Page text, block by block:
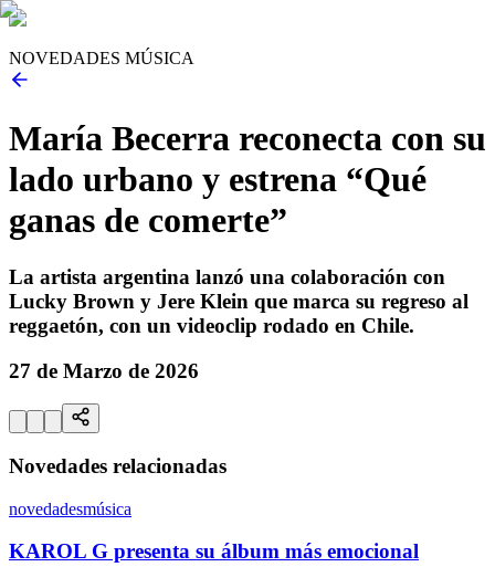
NOVEDADES MÚSICA
María Becerra reconecta con su
lado urbano y estrena “Qué
ganas de comerte”
La artista argentina lanzó una colaboración con
Lucky Brown y Jere Klein que marca su regreso al
reggaetón, con un videoclip rodado en Chile.
27 de Marzo de 2026
Novedades relacionadas
novedadesmúsica
KAROL G presenta su álbum más emocional